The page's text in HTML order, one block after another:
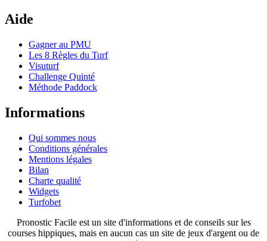
Aide
Gagner au PMU
Les 8 Règles du Turf
Visuturf
Challenge Quinté
Méthode Paddock
Informations
Qui sommes nous
Conditions générales
Mentions légales
Bilan
Charte qualité
Widgets
Turfobet
Pronostic Facile est un site d'informations et de conseils sur les
courses hippiques, mais en aucun cas un site de jeux d'argent ou de